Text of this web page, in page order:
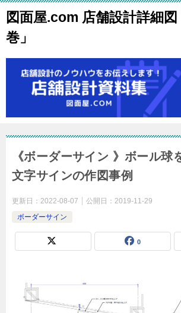
図面屋.com 店舗設計詳細
巻」
《ボーダーサイン 》ボール球
文字サインの作図事例
更新日： 2022-08-07 公開日： 2019-11-29
ボーダーサイン
0